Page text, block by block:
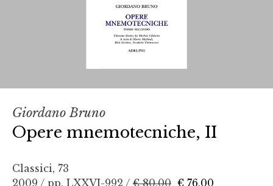
Giordano Bruno
Opere mnemotecniche, II
Classici, 73
2009 / pp. LXXVI-992 / € 80,00 € 76,00